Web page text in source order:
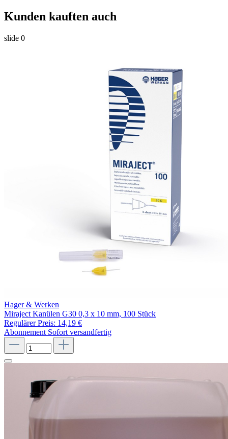
Kunden kauften auch
slide 0
Hager & Werken
Miraject Kanülen G30 0,3 x 10 mm, 100 Stück
Regulärer Preis: 14,19 €
Abonnement Sofort versandfertig